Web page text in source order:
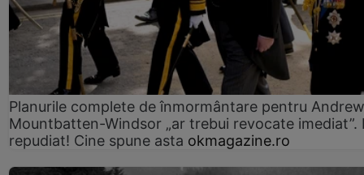
Planurile complete de înmormântare pentru Andrew
Mountbatten-Windsor „ar trebui revocate imediat”.
repudiat! Cine spune asta okmagazine.ro